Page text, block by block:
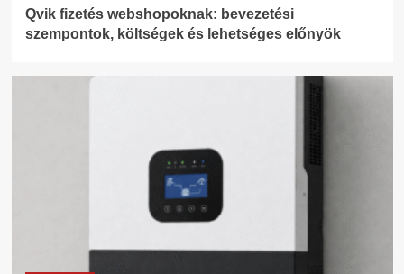
Qvik fizetés webshopoknak: bevezetési
szempontok, költségek és lehetséges előnyök